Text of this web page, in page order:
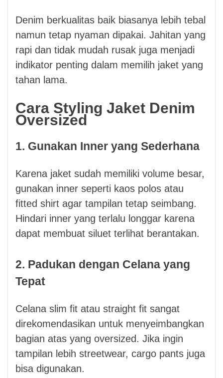
Denim berkualitas baik biasanya lebih tebal
namun tetap nyaman dipakai. Jahitan yang
rapi dan tidak mudah rusak juga menjadi
indikator penting dalam memilih jaket yang
tahan lama.
Cara Styling Jaket Denim
Oversized
1. Gunakan Inner yang Sederhana
Karena jaket sudah memiliki volume besar,
gunakan inner seperti kaos polos atau
fitted shirt agar tampilan tetap seimbang.
Hindari inner yang terlalu longgar karena
dapat membuat siluet terlihat berantakan.
2. Padukan dengan Celana yang
Tepat
Celana slim fit atau straight fit sangat
direkomendasikan untuk menyeimbangkan
bagian atas yang oversized. Jika ingin
tampilan lebih streetwear, cargo pants juga
bisa digunakan.